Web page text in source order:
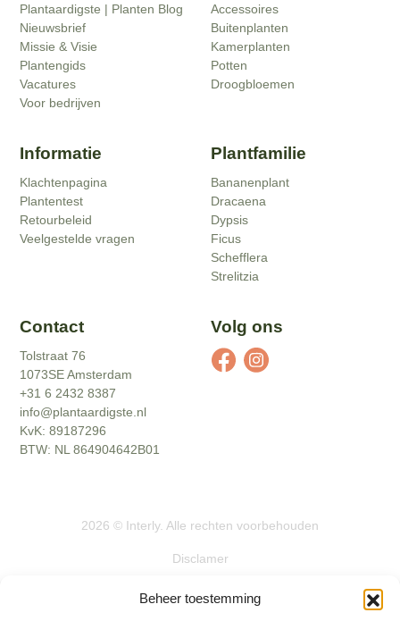
Beheer toestemming
Plantaardigste | Planten Blog
Nieuwsbrief
Missie & Visie
Plantengids
Vacatures
Voor bedrijven
Accessoires
Buitenplanten
Kamerplanten
Potten
Droogbloemen
Informatie
Klachtenpagina
Plantentest
Retourbeleid
Veelgestelde vragen
Plantfamilie
Bananenplant
Dracaena
Dypsis
Ficus
Schefflera
Strelitzia
Contact
Tolstraat 76
1073SE Amsterdam
+31 6 2432 8387
info@plantaardigste.nl
KvK: 89187296
BTW: NL 864904642B01
Volg ons
2026 © Interly. Alle rechten voorbehouden
Disclamer
Actievoorwaarden